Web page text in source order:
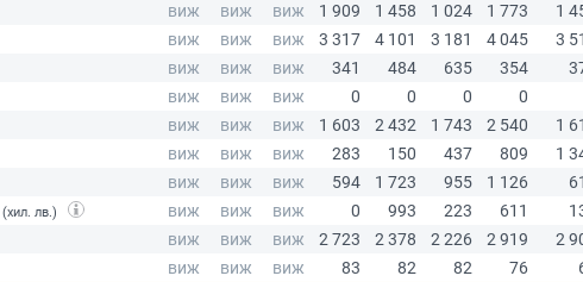
(хил. лв.)